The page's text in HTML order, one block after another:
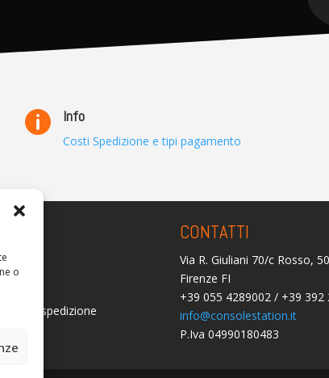
o
 Info
Costi Spedizione e tipi pagamento
e spedizione
CONTATTI
Via R. Giuliani 70/c Rosso,
Firenze FI
+39 055 4289002 / +39 392
info@consolestation.it
P.Iva 04990180483